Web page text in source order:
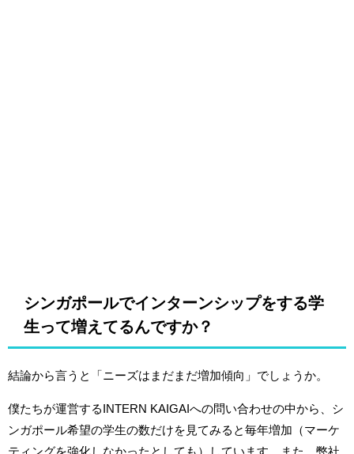
シンガポールでインターンシップをする学
生って増えてるんですか？
結論から言うと「ニーズはまだまだ増加傾向」でしょうか。
僕たちが運営するINTERN KAIGAIへの問い合わせの中から、シ
ンガポール希望の学生の数だけを見てみると毎年増加（マーケ
ティングを強化しなかったとしても）しています。また、弊社